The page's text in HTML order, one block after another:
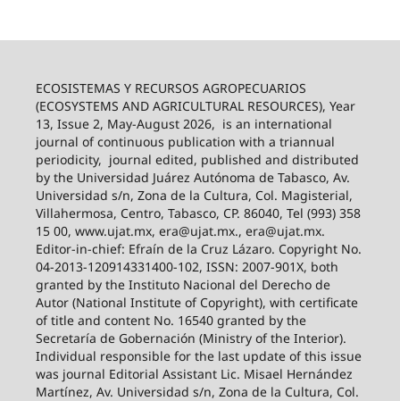
ECOSISTEMAS Y RECURSOS AGROPECUARIOS
(ECOSYSTEMS AND AGRICULTURAL RESOURCES), Year
13, Issue 2, May-August 2026, is an international
journal of continuous publication with a triannual
periodicity, journal edited, published and distributed
by the Universidad Juárez Autónoma de Tabasco, Av.
Universidad s/n, Zona de la Cultura, Col. Magisterial,
Villahermosa, Centro, Tabasco, CP. 86040, Tel (993) 358
15 00, www.ujat.mx, era@ujat.mx., era@ujat.mx.
Editor-in-chief: Efraín de la Cruz Lázaro. Copyright No.
04-2013-120914331400-102, ISSN: 2007-901X, both
granted by the Instituto Nacional del Derecho de
Autor (National Institute of Copyright), with certificate
of title and content No. 16540 granted by the
Secretaría de Gobernación (Ministry of the Interior).
Individual responsible for the last update of this issue
was journal Editorial Assistant Lic. Misael Hernández
Martínez, Av. Universidad s/n, Zona de la Cultura, Col.